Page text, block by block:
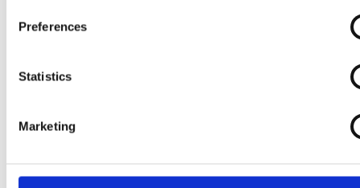
Preferences
Statistics
Marketing